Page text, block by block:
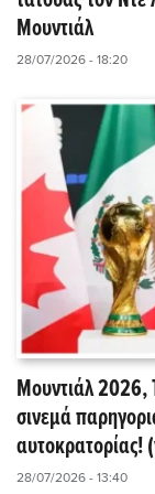
Μουντιάλ
28/07/2026 - 18:20
Μουντιάλ 2026,
σινεμά
αυτοκρατορίας!
28/07/2026 - 13:40